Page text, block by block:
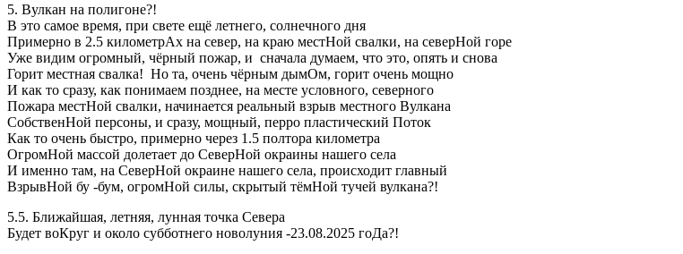
5. Вулкан на полигоне?!
В это самое время, при свете ещё летнего, солнечного дня
Примерно в 2.5 километрАх на север, на краю местНой свалки, на северНой горе
Уже видим огромный, чёрный пожар, и сначала думаем, что это, опять и снова
Горит местная свалка! Но та, очень чёрным дымОм, горит очень мощно
И как то сразу, как понимаем позднее, на месте условного, северного
Пожара местНой свалки, начинается реальный взрыв местного Вулкана
СобственНой персоны, и сразу, мощный, перро пластический Поток
Как то очень быстро, примерно через 1.5 полтора километра
ОгромНой массой долетает до СеверНой окраины нашего села
И именно там, на СеверНой окраине нашего села, происходит главный
ВзрывНой бу -бум, огромНой силы, скрытый тёмНой тучей вулкана?!
5.5. Ближайшая, летняя, лунная точка Севера
Будет воКруг и около субботнего новолуния -23.08.2025 гоДа?!